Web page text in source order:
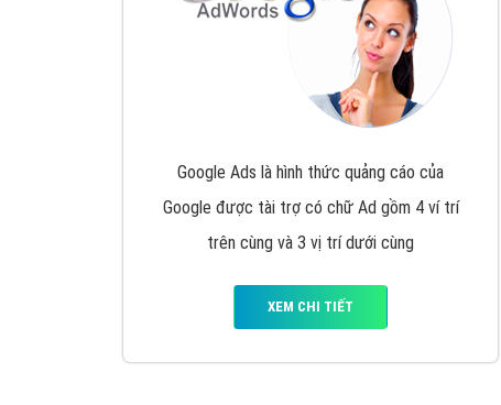
Google Ads là hình thức quảng cáo của
Google được tài trợ có chữ Ad gồm 4 ví trí
trên cùng và 3 vị trí dưới cùng
XEM CHI TIẾT